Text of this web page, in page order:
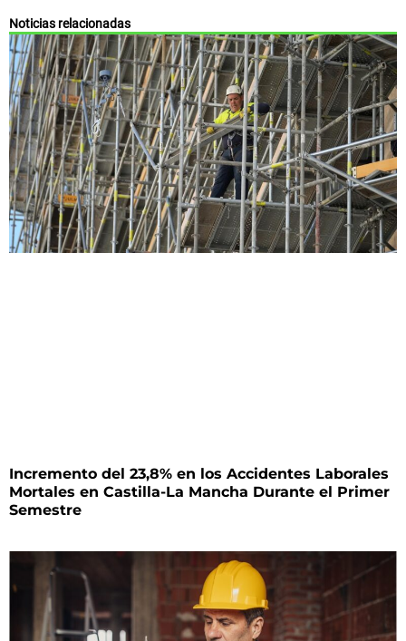
Noticias relacionadas
Incremento del 23,8% en los Accidentes Laborales
Mortales en Castilla-La Mancha Durante el Primer
Semestre